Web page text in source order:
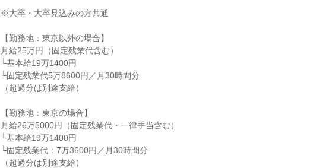
※大卒・大卒見込みの方共通
【勤務地：東京以外の場合】
月給25万円（固定残業代含む）
└基本給19万1400円
└固定残業代5万8600円／月30時間分
（超過分は別途支給）
【勤務地：東京の場合】
月給26万5000円（固定残業代・一律手当含む）
└基本給19万1400円
└固定残業代：7万3600円／月30時間分
（超過分は別途支給）